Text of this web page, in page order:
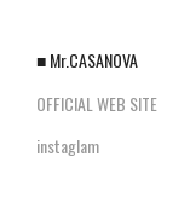
■ Mr.CASANOVA
OFFICIAL WEB SITE
instaglam